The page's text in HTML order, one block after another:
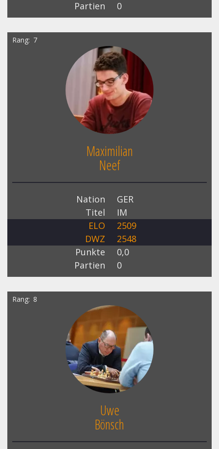
Partien
0
Rang 7
Maximilian
Neef
Nation
GER
Titel
IM
ELO
2509
DWZ
2548
Punkte
0,0
Partien
0
Rang 8
Uwe
Bönsch